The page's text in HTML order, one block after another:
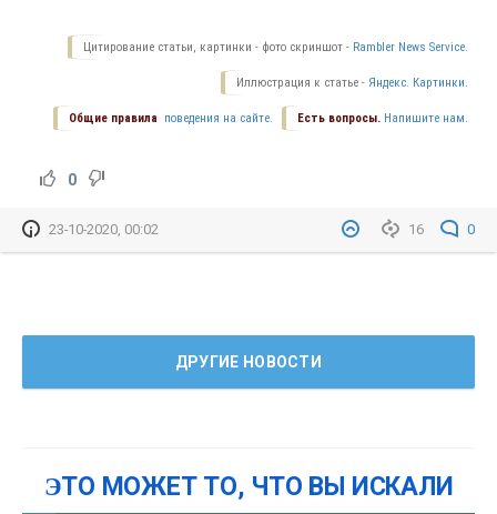
Цитирование статьи, картинки - фото скриншот - Rambler News Service.
Иллюстрация к статье - Яндекс. Картинки.
Есть вопросы. Напишите нам.
Общие правила поведения на сайте.
0
16 0
23-10-2020, 00:02
ДРУГИЕ НОВОСТИ
ЭТО МОЖЕТ ТО, ЧТО ВЫ ИСКАЛИ